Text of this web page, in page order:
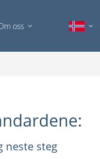
oss
neste steg